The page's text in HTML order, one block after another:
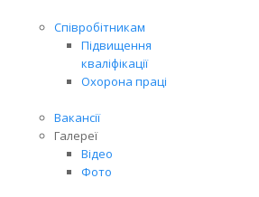
Співробітникам
Підвищення
кваліфікації
Охорона праці
Вакансії
Галереї
Відео
Фото